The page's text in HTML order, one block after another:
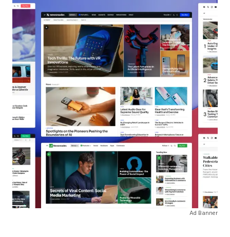
Ad Banner